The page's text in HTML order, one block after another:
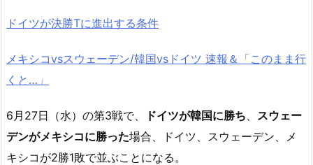
ドイツが決勝Tに進出する条件
メキシコvsスウェーデン/韓国vsドイツ 速報＆「このまま行
くと…」
6月27日（水）の第3戦で、 ドイツが韓国に勝ち
スウェー
デンがメキシコに勝った場合、ドイツ、スウェーデン、メ
キシコが2勝1敗で並ぶことになる。